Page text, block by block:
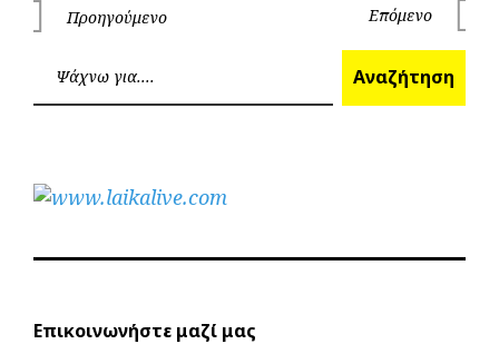
Πλοήγηση
άρθρων
Προηγούμενο Επόμενο
Αναζήτηση
Επικοινωνήστε μαζί μας